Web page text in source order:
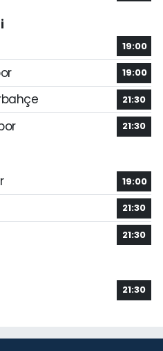
19:00
19:00
21:30
21:30
19:00
21:30
21:30
21:30